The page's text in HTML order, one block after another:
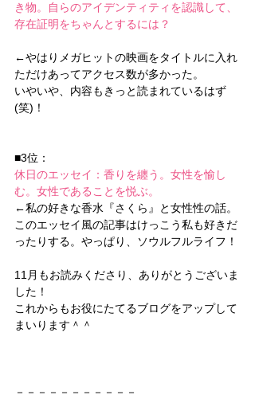
き物。自らのアイデンティティを認識して、
存在証明をちゃんとするには？
←やはりメガヒットの映画をタイトルに入れ
ただけあってアクセス数が多かった。
いやいや、内容もきっと読まれているはず
(笑)！
■3位：
休日のエッセイ：香りを纏う。女性を愉し
む。女性であることを悦ぶ。
←私の好きな香水『さくら』と女性性の話。
このエッセイ風の記事はけっこう私も好きだ
ったりする。やっぱり、ソウルフルライフ！
11月もお読みくださり、ありがとうございま
した！
これからもお役にたてるブログをアップして
まいります＾＾
－－－－－－－－－－－